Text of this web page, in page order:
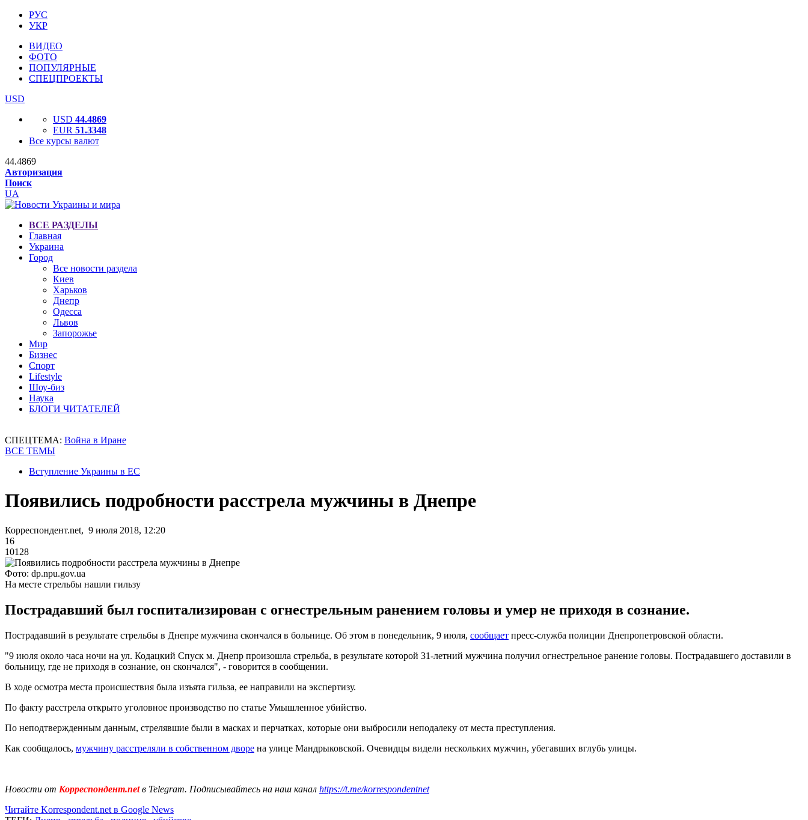
РУС
УКР
ВИДЕО
ФОТО
ПОПУЛЯРНЫЕ
СПЕЦПРОЕКТЫ
USD
USD 44.4869
EUR 51.3348
Все курсы валют
44.4869
Авторизация
Поиск
UA
ВСЕ РАЗДЕЛЫ
Главная
Украина
Город
Все новости раздела
Киев
Харьков
Днепр
Одесса
Львов
Запорожье
Мир
Бизнес
Спорт
Lifestyle
Шоу-биз
Наука
БЛОГИ ЧИТАТЕЛЕЙ
СПЕЦТЕМА: Война в Иране
ВСЕ ТЕМЫ
Вступление Украины в ЕС
Появились подробности расстрела мужчины в Днепре
Корреспондент.net, 9 июля 2018, 12:20
16
10128
Фото: dp.npu.gov.ua
На месте стрельбы нашли гильзу
Пострадавший был госпитализирован с огнестрельным ранением головы и умер не приходя в сознание.
Пострадавший в результате стрельбы в Днепре мужчина скончался в больнице. Об этом в понедельник, 9 июля, сообщает пресс-служба полиции Днепропетровской области.
"9 июля около часа ночи на ул. Кодацкий Спуск м. Днепр произошла стрельба, в результате которой 31-летний мужчина получил огнестрельное ранение головы. Пострадавшего доставили в
больницу, где не приходя в сознание, он скончался", - говорится в сообщении.
В ходе осмотра места происшествия была изъята гильза, ее направили на экспертизу.
По факту расстрела открыто уголовное производство по статье Умышленное убийство.
По неподтвержденным данным, стрелявшие были в масках и перчатках, которые они выбросили неподалеку от места преступления.
Как сообщалось, мужчину расстреляли в собственном дворе на улице Мандрыковской. Очевидцы видели нескольких мужчин, убегавших вглубь улицы.
Новости от Корреспондент.netв Telegram. Подписывайтесь на наш канал https://t.me/korrespondentnet
Читайте Korrespondent.net в Google News